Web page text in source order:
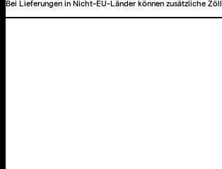
Bei Lieferungen in Nicht-EU-Länder können zusätzliche